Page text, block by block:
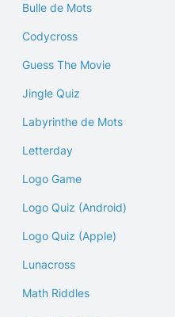
Bulle de Mots
Codycross
Guess The Movie
Jingle Quiz
Labyrinthe de Mots
Letterday
Logo Game
Logo Quiz (Android)
Logo Quiz (Apple)
Lunacross
Math Riddles